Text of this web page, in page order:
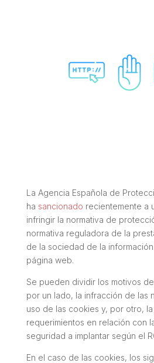
La Agencia Española de
ha sancionado recientemente a
infringir la normativa de
normativa reguladora de la
de la sociedad de la
página web.
Se pueden dividir los motivos
por un lado, la infracción de las
uso de las cookies y, por otro,
requerimientos en relación con
seguridad a implantar según el
En el caso de las cookies, los